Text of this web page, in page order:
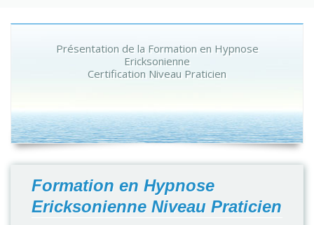
Présentation de la Formation en Hypnose
Ericksonienne
Certification Niveau Praticien
Formation en Hypnose
Ericksonienne Niveau Praticien